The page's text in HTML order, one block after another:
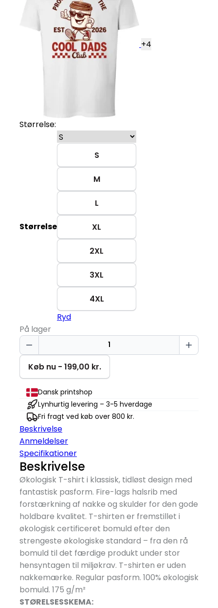
+4
Størrelse:
Størrelse
S
M
L
XL
2XL
3XL
4XL
Ryd
På lager
Proud
Member
the
Cool
Dads
Club
T-
shirt
-
2025
antal
Køb nu - 199,00 kr.
Dansk printshop
Lynhurtig levering – 3-5 hverdage
Fri fragt ved køb over 800 kr.
Beskrivelse
Anmeldelser
Specifikationer
Beskrivelse
Økologisk T-shirt i klassisk, tidløst design med
fantastisk pasform. Fire-lags halsrib med
forstærkning af nakke og skulder for den gode
holdbare kvalitet. T-shirten er fremstillet i
økologisk certificeret bomuld efter den
strengeste økologiske standard – fra den rå
bomuld til det færdige produkt under stor
hensyntagen til miljøkrav. T-shirten er uden
nakkemærke. Regular pasform. 100% økologisk
bomuld. 175 g/m²
STØRELSESSKEMA: